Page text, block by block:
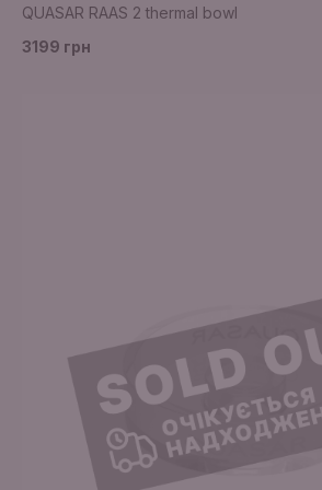
QUASAR RAAS 2 thermal bowl
3199 грн